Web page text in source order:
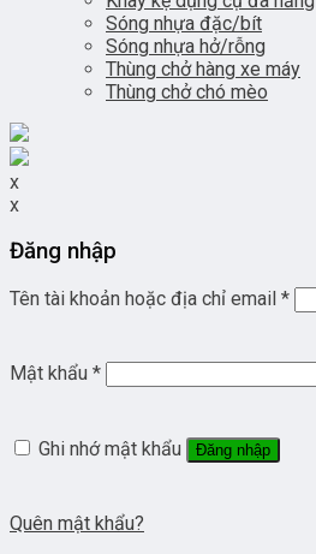
Sóng nhựa đặc/bít
Sóng nhựa hở/rỗng
Thùng chở hàng xe máy
Thùng chở chó mèo
x
x
Đăng nhập
Tên tài khoản hoặc địa chỉ email *
Mật khẩu *
Ghi nhớ mật khẩu Đăng nhập
Quên mật khẩu?